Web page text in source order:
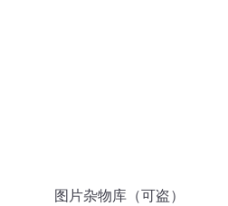
图片杂物库（可盗）